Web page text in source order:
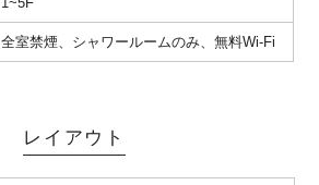
全室禁煙、シャワールームのみ、無料Wi-Fi
レイアウト